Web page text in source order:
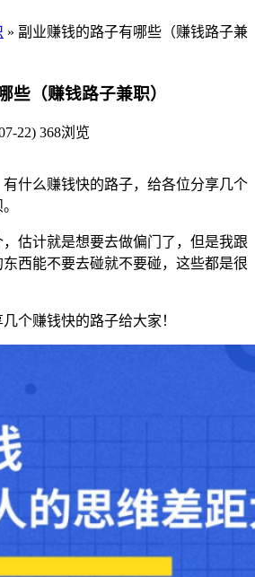
» 副业赚钱的路子有哪些（赚钱路子兼
些（赚钱路子兼职）
22) 368浏览
什么赚钱快的路子，给各位分享几个
估计就是想要去做偏门了，但是我跟
西能不要去碰就不要碰，这些都是很
个赚钱快的路子给大家！